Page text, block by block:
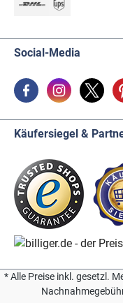
Social-Media
Käufersiegel &
* Alle Preise inkl. gesetzl.